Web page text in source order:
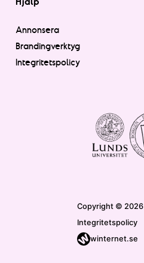
Annonsera
Brandingverktyg
Integritetspolicy
Copyright ©
Integritetspolicy
winternet.se